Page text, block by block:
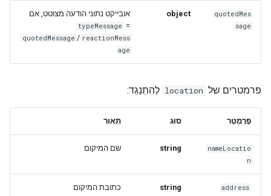
quotedMes
sage
object אובייקט נתוני הודעה מצוטט, אם
typeMessage =
quotedMessage / reactionMess
age
פרמטרים של location לְהִתְנַגֵד:
פָּרָמֶטֶר סוּג תֵאוּר
nameLocatio
n
string שם המיקום
address
string כתובת המיקום